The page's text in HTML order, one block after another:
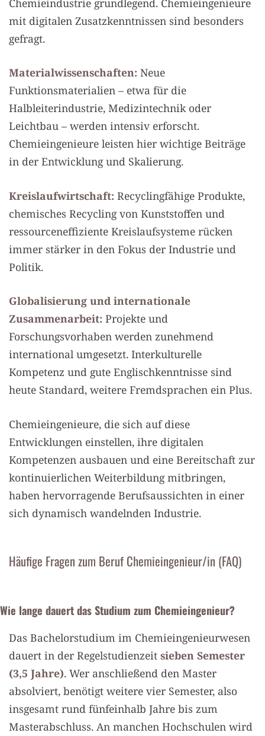
Chemieindustrie grundlegend. Chemieingenieure
mit digitalen Zusatzkenntnissen sind besonders
gefragt.
Materialwissenschaften: Neue
Funktionsmaterialien – etwa für die
Halbleiterindustrie, Medizintechnik oder
Leichtbau – werden intensiv erforscht.
Chemieingenieure leisten hier wichtige Beiträge
in der Entwicklung und Skalierung.
Kreislaufwirtschaft: Recyclingfähige Produkte,
chemisches Recycling von Kunststoffen und
ressourceneffiziente Kreislaufsysteme rücken
immer stärker in den Fokus der Industrie und
Politik.
Globalisierung und internationale
Zusammenarbeit: Projekte und
Forschungsvorhaben werden zunehmend
international umgesetzt. Interkulturelle
Kompetenz und gute Englischkenntnisse sind
heute Standard, weitere Fremdsprachen ein Plus.
Chemieingenieure, die sich auf diese
Entwicklungen einstellen, ihre digitalen
Kompetenzen ausbauen und eine Bereitschaft zur
kontinuierlichen Weiterbildung mitbringen,
haben hervorragende Berufsaussichten in einer
sich dynamisch wandelnden Industrie.
Häufige Fragen zum Beruf Chemieingenieur/in (FAQ)
Wie lange dauert das Studium zum Chemieingenieur?
Das Bachelorstudium im Chemieingenieurwesen
dauert in der Regelstudienzeit sieben Semester
(3,5 Jahre). Wer anschließend den Master
absolviert, benötigt weitere vier Semester, also
insgesamt rund fünfeinhalb Jahre bis zum
Masterabschluss. An manchen Hochschulen wird